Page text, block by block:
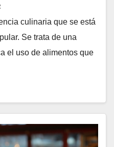
culinaria que se está
Se trata de una
el uso de alimentos que